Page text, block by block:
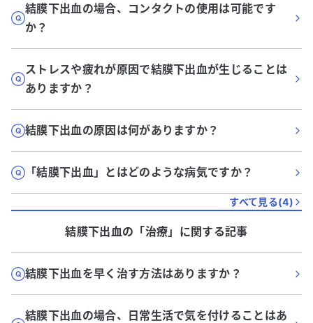
結膜下出血の場合、コンタクトの使用は可能です
か？
ストレスや疲れが原因で結膜下出血が生じることは
ありますか？
結膜下出血の原因は何がありますか？
「結膜下出血」とはどのような病気ですか？
すべて見る(4)
結膜下出血の「治療」に関する記事
結膜下出血を早く治す方法はありますか？
結膜下出血の場合、日常生活で気を付けることはあ